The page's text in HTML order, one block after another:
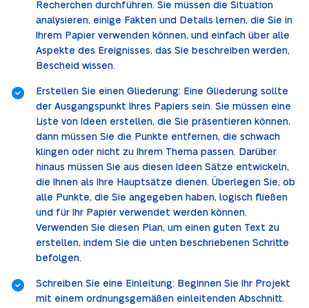
Recherchen durchführen. Sie müssen die Situation
analysieren, einige Fakten und Details lernen, die Sie in
Ihrem Papier verwenden können, und einfach über alle
Aspekte des Ereignisses, das Sie beschreiben werden,
Bescheid wissen.
Erstellen Sie einen Gliederung: Eine Gliederung sollte
der Ausgangspunkt Ihres Papiers sein. Sie müssen eine
Liste von Ideen erstellen, die Sie präsentieren können,
dann müssen Sie die Punkte entfernen, die schwach
klingen oder nicht zu Ihrem Thema passen. Darüber
hinaus müssen Sie aus diesen Ideen Sätze entwickeln,
die Ihnen als Ihre Hauptsätze dienen. Überlegen Sie, ob
alle Punkte, die Sie angegeben haben, logisch fließen
und für Ihr Papier verwendet werden können.
Verwenden Sie diesen Plan, um einen guten Text zu
erstellen, indem Sie die unten beschriebenen Schritte
befolgen.
Schreiben Sie eine Einleitung: Beginnen Sie Ihr Projekt
mit einem ordnungsgemäßen einleitenden Abschnitt.